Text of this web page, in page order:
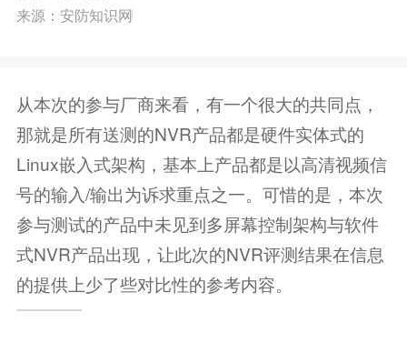
来源：安防知识网
从本次的参与厂商来看，有一个很大的共同点，
那就是所有送测的NVR产品都是硬件实体式的
Linux嵌入式架构，基本上产品都是以高清视频信
号的输入/输出为诉求重点之一。可惜的是，本次
参与测试的产品中未见到多屏幕控制架构与软件
式NVR产品出现，让此次的NVR评测结果在信息
的提供上少了些对比性的参考内容。